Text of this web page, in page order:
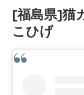
[福島県]猫
こひげ